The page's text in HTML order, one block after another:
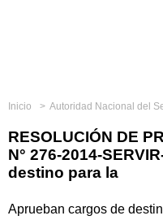
Inicio Autoridad Nacional del
RESOLUCIÓN DE
N° 276-2014-
destino para la
Aprueban cargos de